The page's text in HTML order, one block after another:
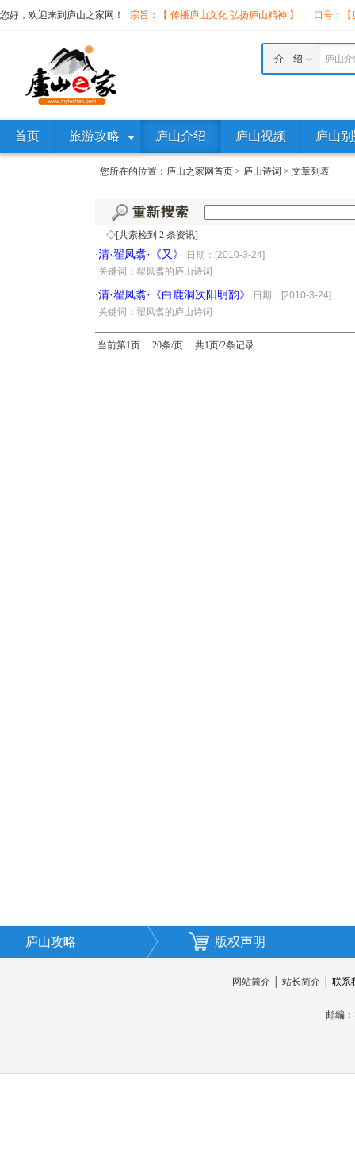
您好，欢迎来到庐山之家网！ 宗旨：【 传播庐山文化 弘扬庐山精神 】 口号：
庐山
介 绍
首页 旅游攻略 庐山介绍 庐山视频 庐山
您所在的位置： 庐山之家网首页 > 庐山诗词 > 文章列表
◇[共索检到 2 条资讯]
·清·翟凤翥·《又》
日期：[2010-3-24]
关键词：翟凤翥的庐山诗词
·清·翟凤翥·《白鹿洞次阳明韵》
日期：[2010-3-24]
关键词：翟凤翥的庐山诗词
当前第1页 20条/页 共1页/2条记录
庐山攻略 版权声明
网站简介│ 站长简介│ 联系
邮编